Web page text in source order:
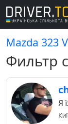
Mazda 323
Фильтр
Я